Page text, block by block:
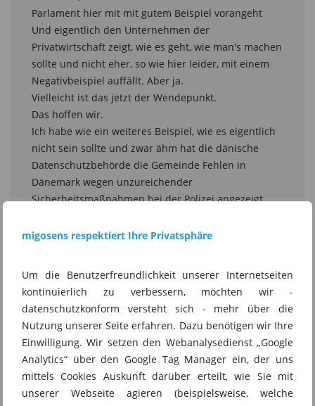
migosens respektiert Ihre Privatsphäre
Um die Benutzerfreundlichkeit unserer Internetseiten
kontinuierlich zu verbessern, möchten wir -
datenschutzkonform versteht sich - mehr über die
Nutzung unserer Seite erfahren. Dazu benötigen wir Ihre
Einwilligung. Wir setzen den Webanalysedienst „Google
Analytics“ über den Google Tag Manager ein, der uns
mittels Cookies Auskunft darüber erteilt, wie Sie mit
unserer Webseite agieren (beispielsweise, welche